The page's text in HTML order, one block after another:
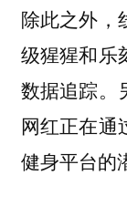
除此之外，
级猩猩和乐
数据追踪。
网红正在通
健身平台的